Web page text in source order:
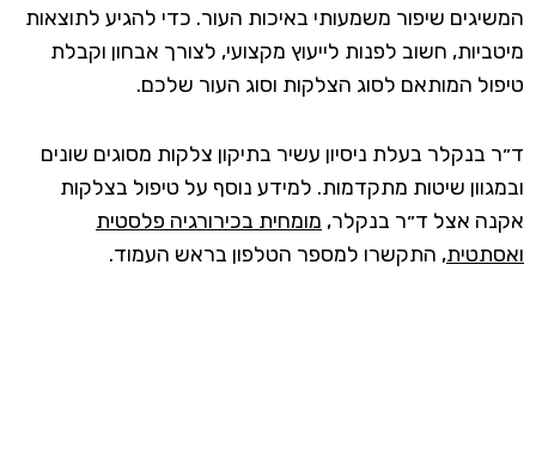
המשיגים שיפור משמעותי באיכות העור. כדי להגיע לתוצאות
מיטביות, חשוב לפנות לייעוץ מקצועי, לצורך אבחון וקבלת
טיפול המותאם לסוג הצלקות וסוג העור שלכם.
ד״ר בנקלר בעלת ניסיון עשיר בתיקון צלקות מסוגים שונים
ובמגוון שיטות מתקדמות. למידע נוסף על טיפול בצלקות
אקנה אצל ד״ר בנקלר, מומחית בכירורגיה פלסטית
ואסתטית, התקשרו למספר הטלפון בראש העמוד.